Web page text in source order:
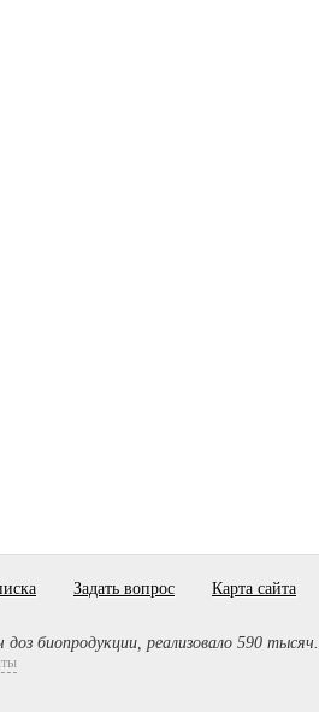
Задать вопрос Карта сайта
биопродукции, реализовало 590 тысяч.